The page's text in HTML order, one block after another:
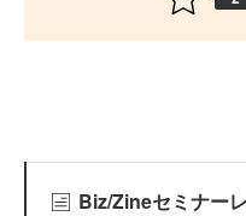
Biz/Zineセミナー